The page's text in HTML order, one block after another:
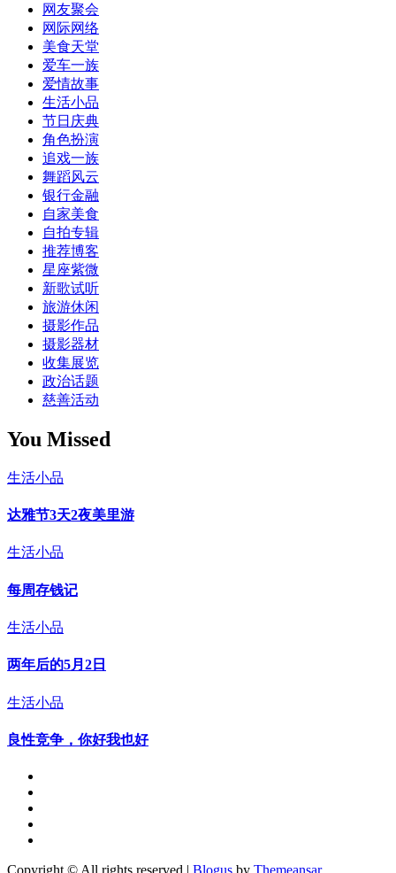
网友聚会
网际网络
美食天堂
爱车一族
爱情故事
生活小品
节日庆典
角色扮演
追戏一族
舞蹈风云
银行金融
自家美食
自拍专辑
推荐博客
星座紫微
新歌试听
旅游休闲
摄影作品
摄影器材
收集展览
政治话题
慈善活动
You Missed
生活小品
达雅节3天2夜美里游
生活小品
每周存钱记
生活小品
两年后的5月2日
生活小品
良性竞争，你好我也好
Copyright © All rights reserved | Blogus by Themeansar.